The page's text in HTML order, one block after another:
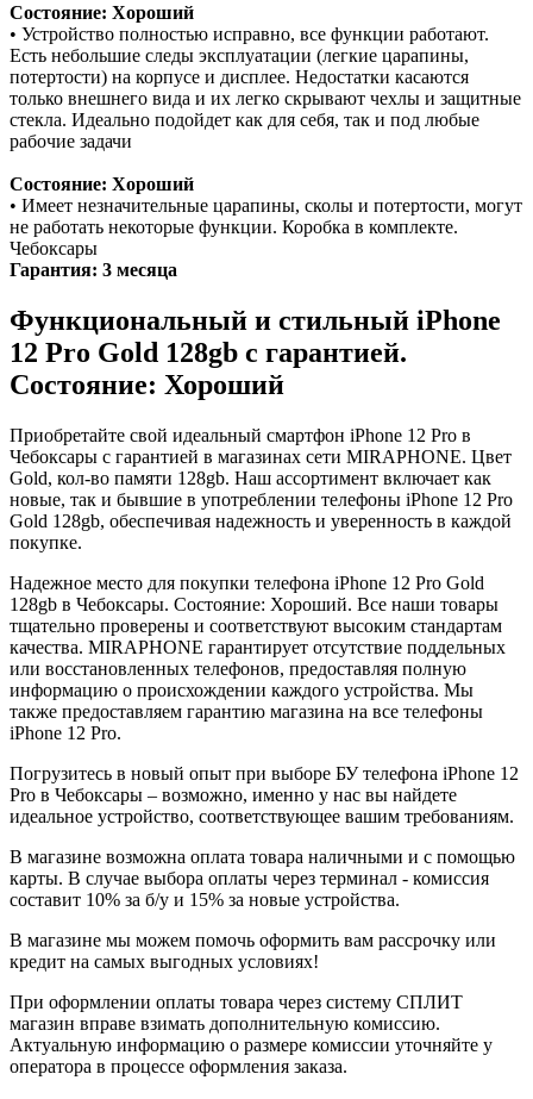
Состояние: Хороший
• Устройство полностью исправно, все функции работают.
Есть небольшие следы эксплуатации (легкие царапины,
потертости) на корпусе и дисплее. Недостатки касаются
только внешнего вида и их легко скрывают чехлы и защитные
стекла. Идеально подойдет как для себя, так и под любые
рабочие задачи
Состояние: Хороший
• Имеет незначительные царапины, сколы и потертости, могут
не работать некоторые функции. Коробка в комплекте.
Чебоксары
Гарантия: 3 месяца
Функциональный и стильный iPhone
12 Pro Gold 128gb с гарантией.
Состояние: Хороший
Приобретайте свой идеальный смартфон iPhone 12 Pro в
Чебоксары с гарантией в магазинах сети MIRAPHONE. Цвет
Gold, кол-во памяти 128gb. Наш ассортимент включает как
новые, так и бывшие в употреблении телефоны iPhone 12 Pro
Gold 128gb, обеспечивая надежность и уверенность в каждой
покупке.
Надежное место для покупки телефона iPhone 12 Pro Gold
128gb в Чебоксары. Состояние: Хороший. Все наши товары
тщательно проверены и соответствуют высоким стандартам
качества. MIRAPHONE гарантирует отсутствие поддельных
или восстановленных телефонов, предоставляя полную
информацию о происхождении каждого устройства. Мы
также предоставляем гарантию магазина на все телефоны
iPhone 12 Pro.
Погрузитесь в новый опыт при выборе БУ телефона iPhone 12
Pro в Чебоксары – возможно, именно у нас вы найдете
идеальное устройство, соответствующее вашим требованиям.
В магазине возможна оплата товара наличными и с помощью
карты. В случае выбора оплаты через терминал - комиссия
составит 10% за б/у и 15% за новые устройства.
В магазине мы можем помочь оформить вам рассрочку или
кредит на самых выгодных условиях!
При оформлении оплаты товара через систему СПЛИТ
магазин вправе взимать дополнительную комиссию.
Актуальную информацию о размере комиссии уточняйте у
оператора в процессе оформления заказа.